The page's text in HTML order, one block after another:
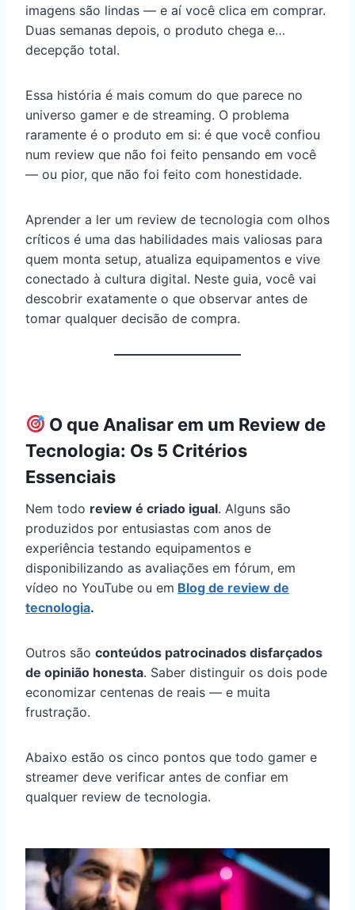
imagens são lindas — e aí você clica em comprar.
Duas semanas depois, o produto chega e…
decepção total.
Essa história é mais comum do que parece no
universo gamer e de streaming. O problema
raramente é o produto em si: é que você confiou
num review que não foi feito pensando em você
— ou pior, que não foi feito com honestidade.
Aprender a ler um review de tecnologia com olhos
críticos é uma das habilidades mais valiosas para
quem monta setup, atualiza equipamentos e vive
conectado à cultura digital. Neste guia, você vai
descobrir exatamente o que observar antes de
tomar qualquer decisão de compra.
O que Analisar em um Review de
Tecnologia: Os 5 Critérios
Essenciais
Nem todo review é criado igual. Alguns são
produzidos por entusiastas com anos de
experiência testando equipamentos e
disponibilizando as avaliações em fórum, em
vídeo no YouTube ou em Blog de review de
tecnologia.
Outros são conteúdos patrocinados disfarçados
de opinião honesta. Saber distinguir os dois pode
economizar centenas de reais — e muita
frustração.
Abaixo estão os cinco pontos que todo gamer e
streamer deve verificar antes de confiar em
qualquer review de tecnologia.